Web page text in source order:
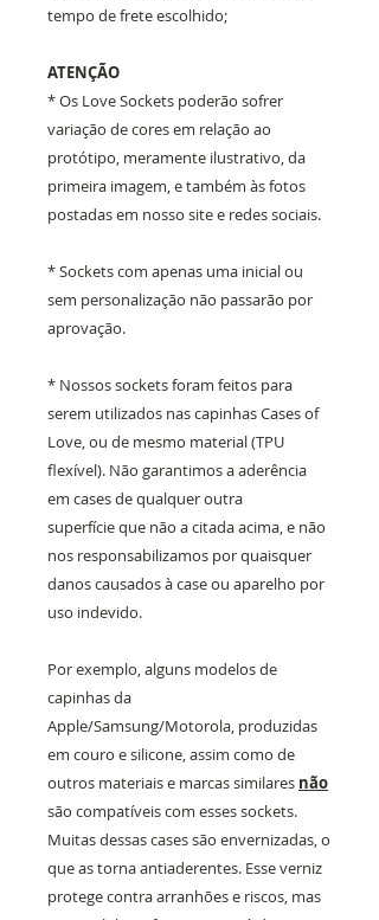
tempo de frete escolhido;
ATENÇÃO
* Os Love Sockets poderão sofrer
variação de cores em relação ao
protótipo, meramente ilustrativo, da
primeira imagem, e também às fotos
postadas em nosso site e redes sociais.
* Sockets com apenas uma inicial ou
sem personalização não passarão por
aprovação.
* Nossos sockets foram feitos para
serem utilizados nas capinhas Cases of
Love, ou de mesmo material (TPU
flexível). Não garantimos a aderência
em cases de qualquer outra
superfície que não a citada acima, e não
nos responsabilizamos por quaisquer
danos causados à case ou aparelho por
uso indevido.
Por exemplo, alguns modelos de
capinhas da
Apple/Samsung/Motorola, produzidas
em couro e silicone, assim como de
outros materiais e marcas similares não
são compatíveis com esses sockets.
Muitas dessas cases são envernizadas, o
que as torna antiaderentes. Esse verniz
protege contra arranhões e riscos, mas